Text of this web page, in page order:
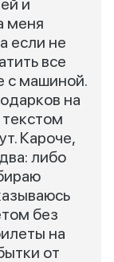
и
меня
если не
все
с машиной.
на
Кароче,
либо
без
на
от